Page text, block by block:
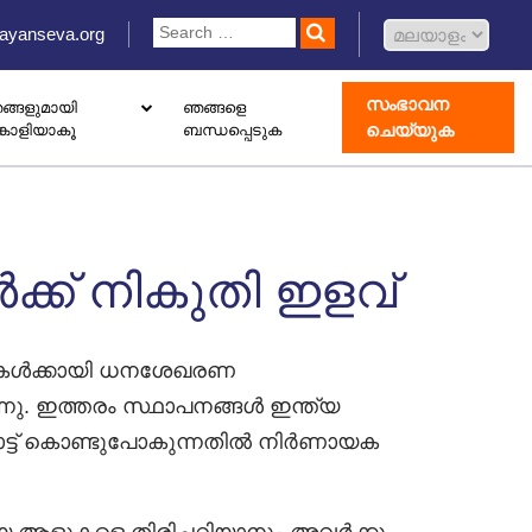
ഞങ്ങളെ
ബന്ധപ്പെടുക
സംഭാവന
ചെയ്യുക
നികുതി ഇളവ്
ധനശേഖരണ
ഇത്തരം സ്ഥാപനങ്ങൾ ഇന്ത്യ
കൊണ്ടുപോകുന്നതിൽ നിർണായക